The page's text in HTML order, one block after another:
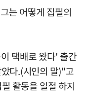
는 어떻게 집필의
택배로 왔다' 출간
다.(시인의 말)"고
활동을 일절 하지